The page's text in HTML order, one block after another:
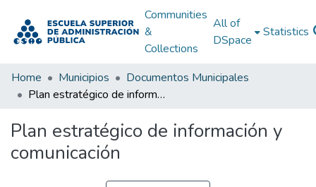
Communities
&
Collections
All of
DSpace
Statistics
Home Municipios
Documentos Municipales
Plan estratégico de información y comunicación
Plan estratégico de información y
comunicación